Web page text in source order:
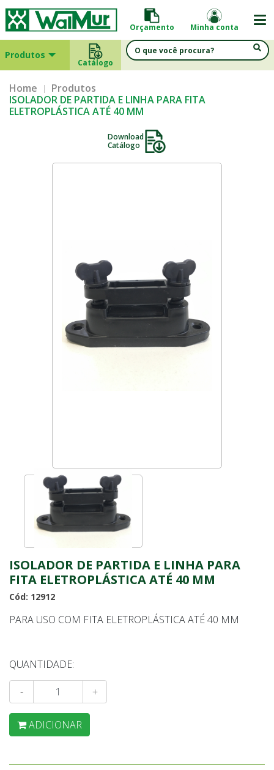
Orçamento Minha conta
Produtos
Catálogo
Home
Produtos
ISOLADOR DE PARTIDA E LINHA PARA FITA
ELETROPLÁSTICA ATÉ 40 MM
Download
Catálogo
ISOLADOR DE PARTIDA E LINHA PARA
FITA ELETROPLÁSTICA ATÉ 40 MM
Cód: 12912
PARA USO COM FITA ELETROPLÁSTICA ATÉ 40 MM
QUANTIDADE:
- +
ADICIONAR